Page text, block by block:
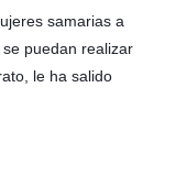
samarias a
puedan realizar
le ha salido